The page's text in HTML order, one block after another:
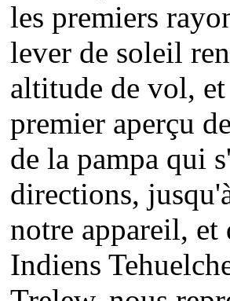
les premiers
lever de soleil
altitude de vol,
premier aperçu
de la pampa qui
directions,
notre appareil,
Indiens